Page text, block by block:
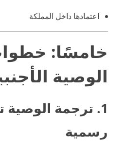
اعتمادها داخل المملكة
خامسًا:
الوصية
1. ترجمة الوصية
رسمية